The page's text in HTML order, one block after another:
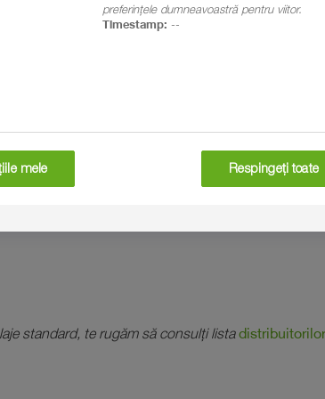
este redus, textul complet al etichetei
la achiziționarea unui produs
prin intermediul distribuitorilor autoriza ți:
standard, te rugăm să consulți lista
preferințele dumneavoastră pentru viitor.
Timestamp: --
mele Respingeți toate